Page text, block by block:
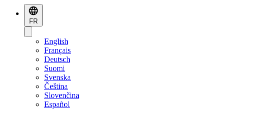
FR
English
Français
Deutsch
Suomi
Svenska
Čeština
Slovenčina
Español